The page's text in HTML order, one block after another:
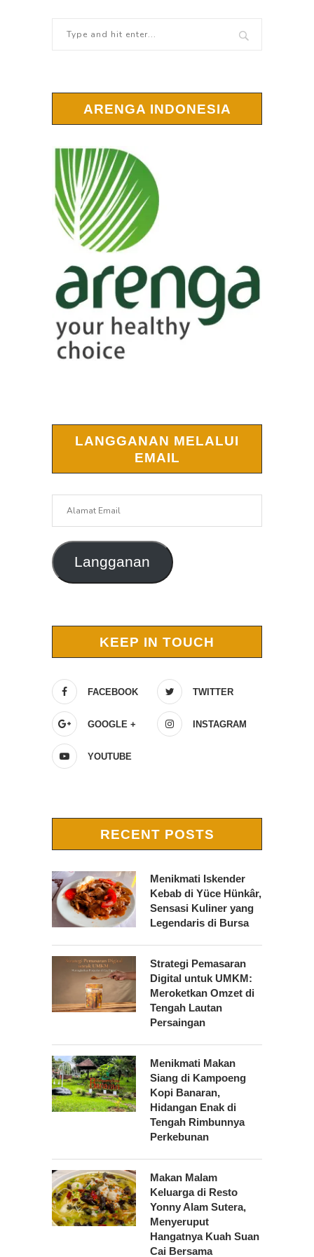
ARENGA INDONESIA
LANGGANAN MELALUI
EMAIL
Langganan
KEEP IN TOUCH
FACEBOOK TWITTER
GOOGLE + INSTAGRAM
YOUTUBE
RECENT POSTS
Menikmati Iskender
Kebab di Yüce Hünkâr,
Sensasi Kuliner yang
Legendaris di Bursa
Strategi Pemasaran
Digital untuk UMKM:
Meroketkan Omzet di
Tengah Lautan
Persaingan
Menikmati Makan
Siang di Kampoeng
Kopi Banaran,
Hidangan Enak di
Tengah Rimbunnya
Perkebunan
Makan Malam
Keluarga di Resto
Yonny Alam Sutera,
Menyeruput
Hangatnya Kuah Suan
Cai Bersama